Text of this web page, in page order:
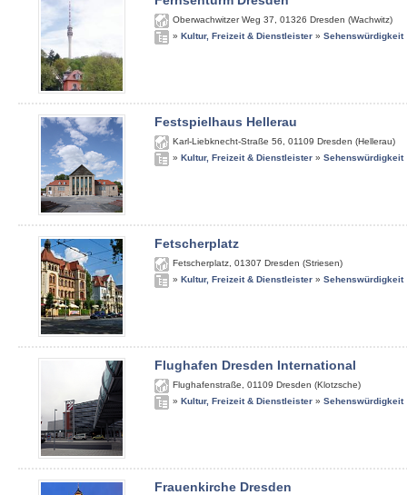
Oberwachwitzer Weg 37 01326 Dresden (Wachwitz)
» Kultur, Freizeit & Dienstleister » Sehenswürdigkeit
Festspielhaus Hellerau
Karl-Liebknecht-Straße 56 01109 Dresden (Hellerau)
» Kultur, Freizeit & Dienstleister » Sehenswürdigkeit
Fetscherplatz
Fetscherplatz 01307 Dresden (Striesen)
» Kultur, Freizeit & Dienstleister » Sehenswürdigkeit
Flughafen Dresden International
Flughafenstraße 01109 Dresden (Klotzsche)
» Kultur, Freizeit & Dienstleister » Sehenswürdigkeit
Frauenkirche Dresden